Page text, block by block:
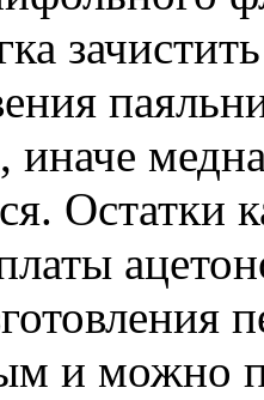
иначе
и можно